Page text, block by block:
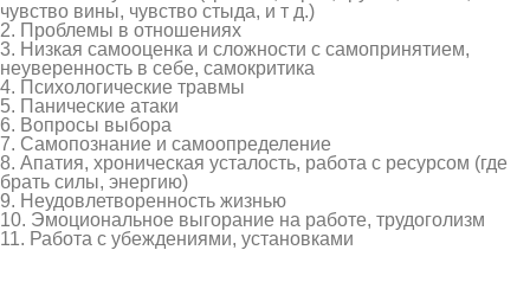
чувство вины, чувство стыда, и т д.)
2. Проблемы в отношениях
3. Низкая самооценка и сложности с самопринятием,
неуверенность в себе, самокритика
4. Психологические травмы
5. Панические атаки
6. Вопросы выбора
7. Самопознание и самоопределение
8. Апатия, хроническая усталость, работа с ресурсом (где
брать силы, энергию)
9. Неудовлетворенность жизнью
10. Эмоциональное выгорание на работе, трудоголизм
11. Работа с убеждениями, установками